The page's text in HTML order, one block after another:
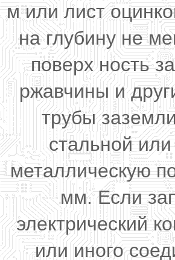
м или лист
на глубину не
поверх ность
ржавчины и
трубы
стальной
металлическую
мм. Если
электрический
или иного